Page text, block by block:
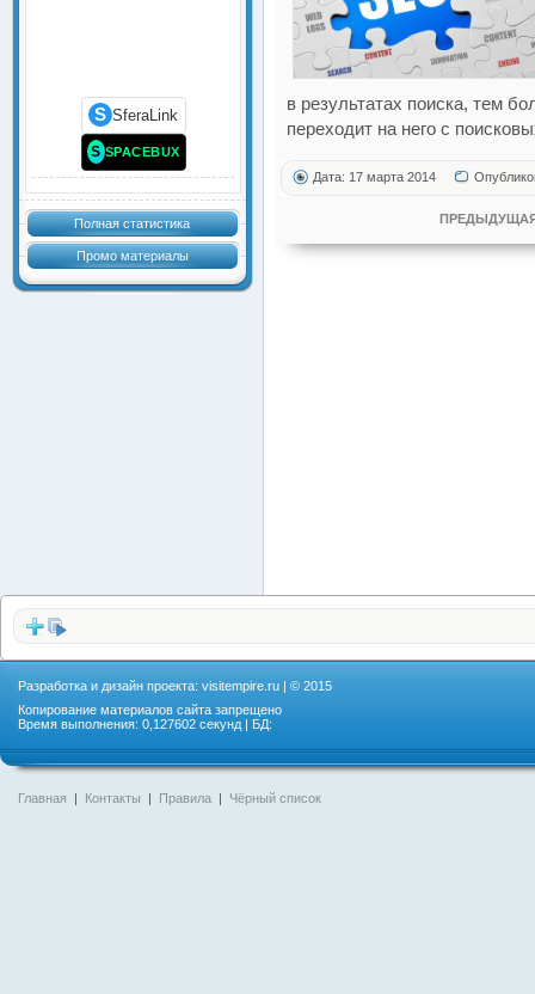
S SferaLink
S SPACEBUX
Полная статистика
Промо материалы
в результатах поиска, тем
переходит на него с
Дата: 17 марта 2014
Разработка и дизайн проекта: visitempire.ru | © 2015
Копирование материалов сайта запрещено
Время выполнения: 0,127602 секунд | БД:
Главная | Контакты | Правила | Чёрный список